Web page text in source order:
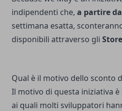
indipendenti che, a partire
settimana esatta,
disponibili attraverso gli
Qual è il motivo dello sconto
Il motivo di questa iniziativa
ai quali molti sviluppatori